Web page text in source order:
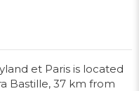
et Paris is located
Bastille, 37 km from